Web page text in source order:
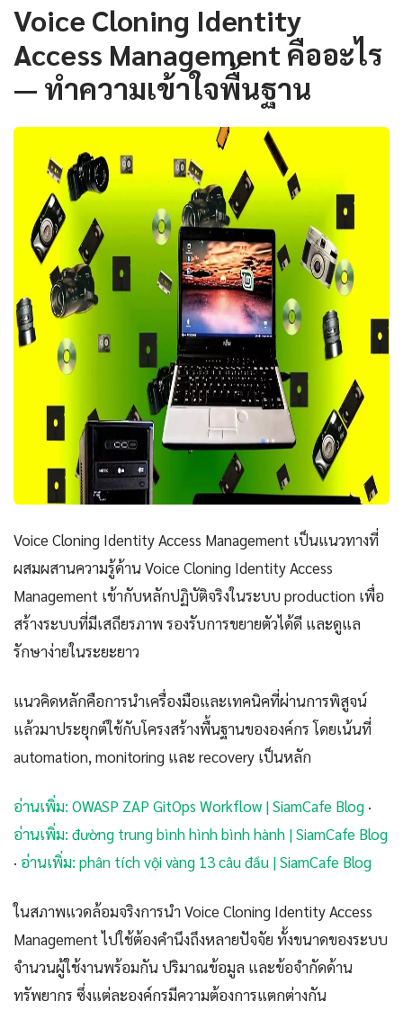
Voice Cloning Identity
Access Management คืออะไร
— ทำความเข้าใจพื้นฐาน
Voice Cloning Identity Access Management เป็นแนวทางที่
ผสมผสานความรู้ด้าน Voice Cloning Identity Access
Management เข้ากับหลักปฏิบัติจริงในระบบ production เพื่อ
สร้างระบบที่มีเสถียรภาพ รองรับการขยายตัวได้ดี และดูแล
รักษาง่ายในระยะยาว
แนวคิดหลักคือการนำเครื่องมือและเทคนิคที่ผ่านการพิสูจน์
แล้วมาประยุกต์ใช้กับโครงสร้างพื้นฐานขององค์กร โดยเน้นที่
automation, monitoring และ recovery เป็นหลัก
อ่านเพิ่ม: OWASP ZAP GitOps Workflow | SiamCafe Blog ·
อ่านเพิ่ม: đường trung bình hình bình hành | SiamCafe Blog
· อ่านเพิ่ม: phân tích vội vàng 13 câu đầu | SiamCafe Blog
ในสภาพแวดล้อมจริงการนำ Voice Cloning Identity Access
Management ไปใช้ต้องคำนึงถึงหลายปัจจัย ทั้งขนาดของระบบ
จำนวนผู้ใช้งานพร้อมกัน ปริมาณข้อมูล และข้อจำกัดด้าน
ทรัพยากร ซึ่งแต่ละองค์กรมีความต้องการแตกต่างกัน